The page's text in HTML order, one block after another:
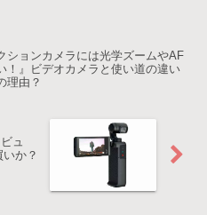
ションカメラには光学ズームやAF
！』ビデオカメラと使い道の違い
理由？
ュ
か？